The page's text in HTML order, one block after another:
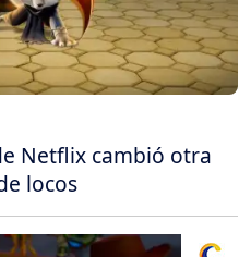
Netflix cambió otra
locos